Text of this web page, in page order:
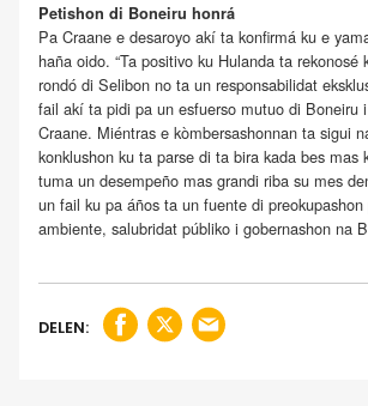
Petishon di Boneiru honrá
Pa Craane e desaroyo akí ta konfirmá ku e
haña oido. “Ta positivo ku Hulanda ta rekonosé
rondó di Selibon no ta un responsabilidat
fail akí ta pidi pa un esfuerso mutuo di Boneiru i
Craane. Miéntras e kòmbersashonnan ta sigui
konklushon ku ta parse di ta bira kada bes mas
tuma un desempeño mas grandi riba su mes
un fail ku pa áños ta un fuente di
ambiente, salubridat públiko i gobernashon na
DELEN: